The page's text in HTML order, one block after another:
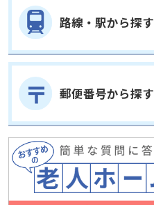
路線・駅から探す
郵便番号から探す